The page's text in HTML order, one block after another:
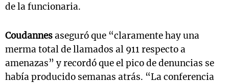
de la funcionaria.
Coudannesaseguró que “claramente hay una
merma total de llamados al 911 respecto a
amenazas” y recordó que el pico de denuncias se
había producido semanas atrás. “La conferencia